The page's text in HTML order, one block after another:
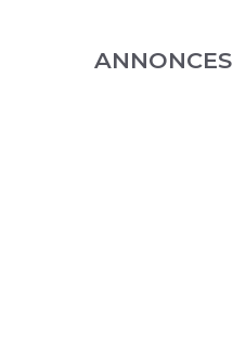
ANNONCES